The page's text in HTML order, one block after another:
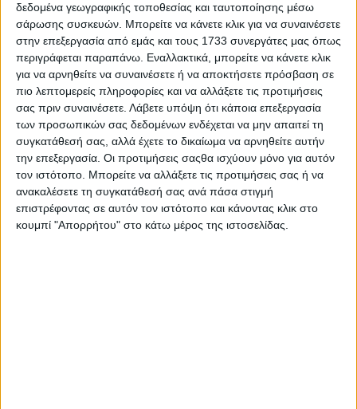
δεδομένα γεωγραφικής τοποθεσίας και ταυτοποίησης μέσω
σάρωσης συσκευών. Μπορείτε να κάνετε κλικ για να συναινέσετε
στην επεξεργασία από εμάς και τους 1733 συνεργάτες μας όπως
περιγράφεται παραπάνω. Εναλλακτικά, μπορείτε να κάνετε κλικ
για να αρνηθείτε να συναινέσετε ή να αποκτήσετε πρόσβαση σε
πιο λεπτομερείς πληροφορίες και να αλλάξετε τις προτιμήσεις
σας πριν συναινέσετε. Λάβετε υπόψη ότι κάποια επεξεργασία
των προσωπικών σας δεδομένων ενδέχεται να μην απαιτεί τη
συγκατάθεσή σας, αλλά έχετε το δικαίωμα να αρνηθείτε αυτήν
την επεξεργασία. Οι προτιμήσεις σαςθα ισχύουν μόνο για αυτόν
τον ιστότοπο. Μπορείτε να αλλάξετε τις προτιμήσεις σας ή να
ανακαλέσετε τη συγκατάθεσή σας ανά πάσα στιγμή
επιστρέφοντας σε αυτόν τον ιστότοπο και κάνοντας κλικ στο
κουμπί "Απορρήτου" στο κάτω μέρος της ιστοσελίδας.
Η νέα BMW Σειρά 2 Gran Coupe – Στάνταρ αυτόματο
κιβώτιο και ισχύς έως 300 ίππους